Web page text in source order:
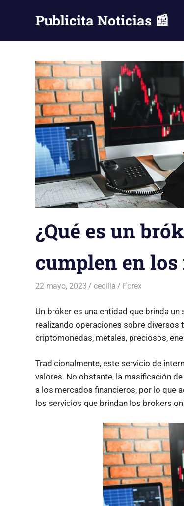
Publicita Noticias 📰
¿Qué es un
cumplen en
22 mayo, 2023 cecilia Forex
Un bróker es una entidad que brinda
realizando operaciones sobre diversos
criptomonedas, metales, preciosos,
Tradicionalmente, este servicio de
valores. No obstante, la masificación
a los mercados financieros, por lo que
los servicios que brindan los brokers